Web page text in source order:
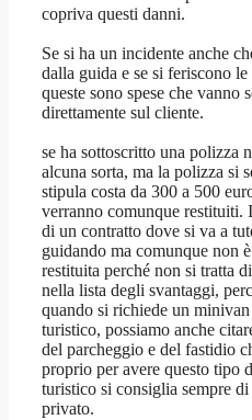
copriva questi danni.
Se si ha un incidente anche
dalla guida e se si feriscono
queste sono spese che vanno
direttamente sul cliente.
se ha sottoscritto una polizza
alcuna sorta, ma la polizza si
stipula costa da 300 a 500
verranno comunque restituiti.
di un contratto dove si va a
guidando ma comunque non
restituita perché non si tratta
nella lista degli svantaggi,
quando si richiede un
turistico, possiamo anche
del parcheggio e del fastidio
proprio per avere questo tipo
turistico si consiglia sempre
privato.